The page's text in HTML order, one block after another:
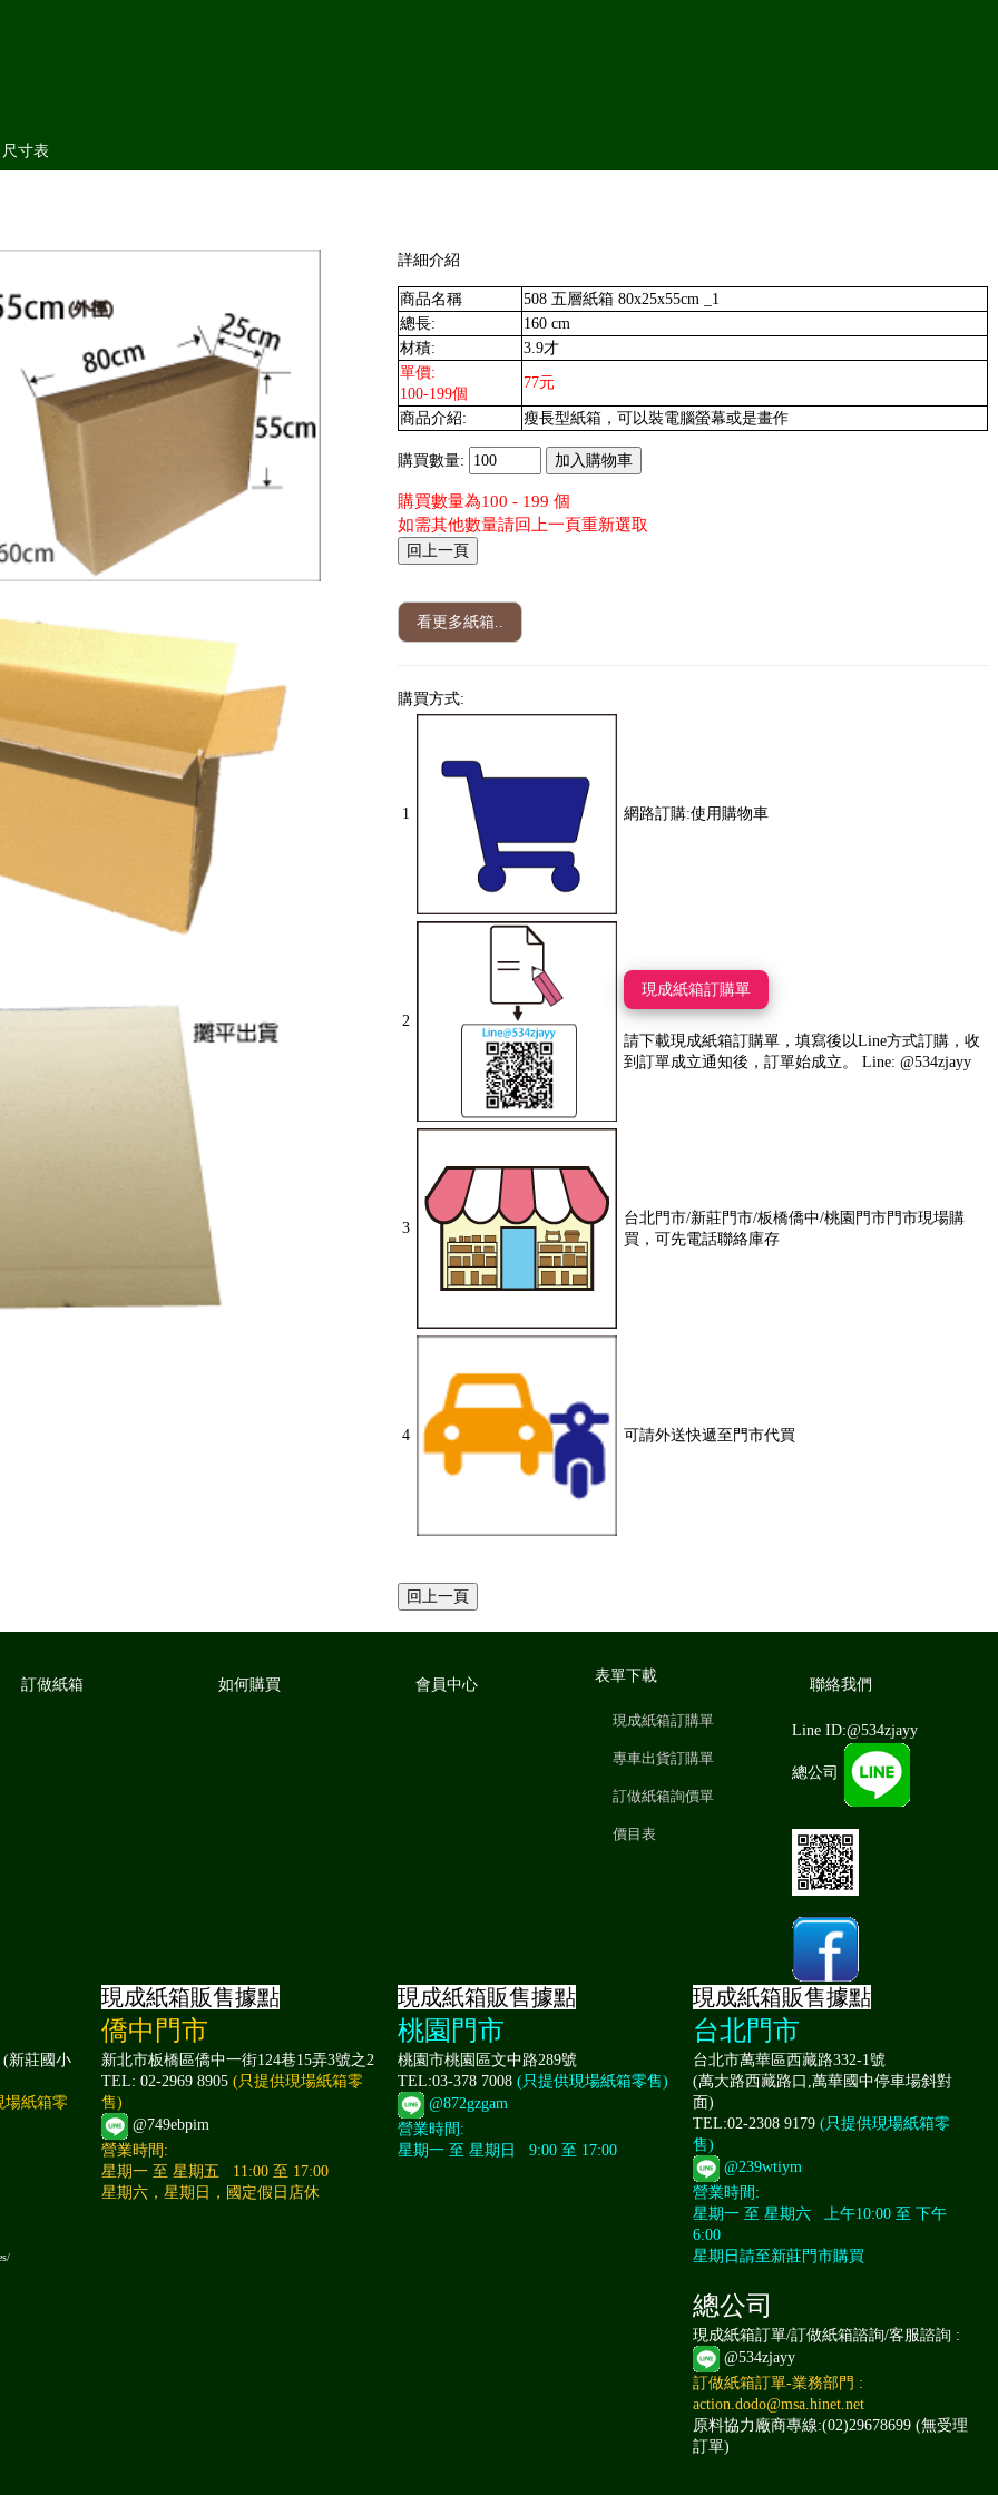
尺寸表
詳細介紹
商品名稱
508 五層紙箱 80x25x55cm _1
總長:
160 cm
材積:
3.9才
單價:
100-199個
77元
商品介紹: 瘦長型紙箱，可以裝電腦螢幕或是畫作
購買數量:
購買數量為100 - 199 個
如需其他數量請回上一頁重新選取
看更多紙箱..
購買方式:
1 網路訂購:使用購物車
2
現成紙箱訂購單
請下載現成紙箱訂購單，填寫後以Line方式訂購，收
到訂單成立通知後，訂單始成立。 Line: @534zjayy
3
台北門市/新莊門市/板橋僑中/桃園門市門市現場購
買，可先電話聯絡庫存
4 可請外送快遞至門市代買
訂做紙箱 如何購買 會員中心
表單下載
現成紙箱訂購單
專車出貨訂購單
訂做紙箱詢價單
價目表
聯絡我們
Line ID:@534zjayy
總公司
(新莊國小
場紙箱零
現成紙箱販售據點
僑中門市
新北市板橋區僑中一街124巷15弄3號之2
TEL: 02-2969 8905(只提供現場紙箱零
售)
@749ebpim
營業時間:
星期一 至 星期五 11:00 至 17:00
星期六，星期日，國定假日店休
現成紙箱販售據點
桃園門市
桃園市桃園區文中路289號
TEL:03-378 7008 (只提供現場紙箱零售)
@872gzgam
營業時間:
星期一 至 星期日 9:00 至 17:00
現成紙箱販售據點
台北門市
台北市萬華區西藏路332-1號
(萬大路西藏路口,萬華國中停車場斜對
面)
TEL:02-2308 9179(只提供現場紙箱零
售)
@239wtiym
營業時間:
星期一 至 星期六 上午10:00 至 下午
6:00
星期日請至新莊門市購買
總公司
現成紙箱訂單/訂做紙箱諮詢/客服諮詢 :
@534zjayy
訂做紙箱訂單-業務部門 :
action.dodo@msa.hinet.net
原料協力廠商專線:(02)29678699 (無受理
訂單)